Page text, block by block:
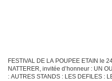
FESTIVAL DE LA POUPEE ETAIN le
NATTERER, invitée d’honneur : UN
: AUTRES STANDS : LES DEFILES :